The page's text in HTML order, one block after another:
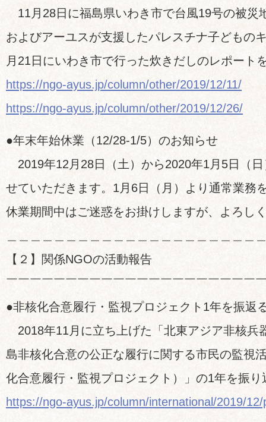
11月28日に福島県いわき市で台風19号の被災
およびアーユスが支援したパレスチナ子どもの
月21日にいわき市で行った炊きだしのレポート
https://ngo-ayus.jp/column/other/2019/12/11/
https://ngo-ayus.jp/column/other/2019/12/26/
●年末年始休業（12/28-1/5）のお知らせ
2019年12月28日（土）から2020年1月5日（
せていただきます。1月6日（月）より通常業務
休業期間中はご迷惑をお掛けしますが、よろし
＿＿＿＿＿＿＿＿＿＿＿＿＿＿＿＿＿＿＿＿＿
【２】関係NGOの活動報告
￣￣￣￣￣￣￣￣￣￣￣￣￣￣￣￣￣￣￣￣￣
●非核化合意履行・監視プロジェクト1年を振返
2018年11月に立ち上げた「北東アジア非核兵
島非核化合意の公正な履行に関する市民の監視
化合意履行・監視プロジェクト）」の1年を振り
https://ngo-ayus.jp/column/international/2019/